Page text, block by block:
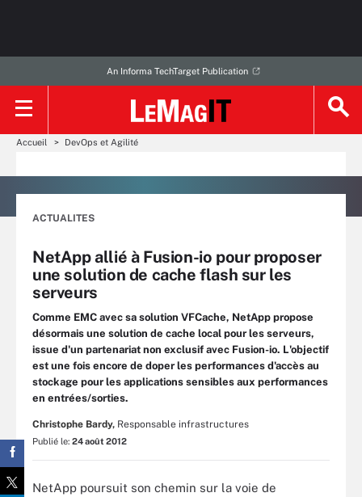
An Informa TechTarget Publication
Accueil DevOps et Agilité
ACTUALITES
NetApp allié à Fusion-io pour proposer
une solution de cache flash sur les
serveurs
Comme EMC avec sa solution VFCache, NetApp propose
désormais une solution de cache local pour les serveurs,
issue d'un partenariat non exclusif avec Fusion-io. L'objectif
est une fois encore de doper les performances d'accès au
stockage pour les applications sensibles aux performances
en entrées/sorties.
Christophe Bardy, Responsable infrastructures
Publié le: 24 août 2012
NetApp poursuit son chemin sur la voie de